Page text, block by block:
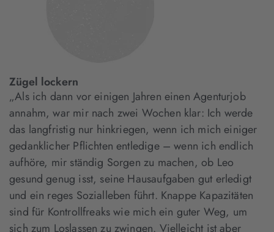
Zügel lockern
„Als ich dann vor einigen Jahren einen Agenturjob
annahm, war mir nach zwei Wochen klar: Ich werde
das langfristig nur hinkriegen, wenn ich mich einiger
gedanklicher Pflichten entledige – wenn ich endlich
aufhöre, mir ständig Sorgen zu machen, ob Leo
gesund genug isst, seine Hausaufgaben gut erledigt
und ein reges Sozialleben führt. Knappe Kapazitäten
sind für Kontrollfreaks wie mich ein guter Weg, um
sich zum Loslassen zu zwingen. Vielleicht ist aber